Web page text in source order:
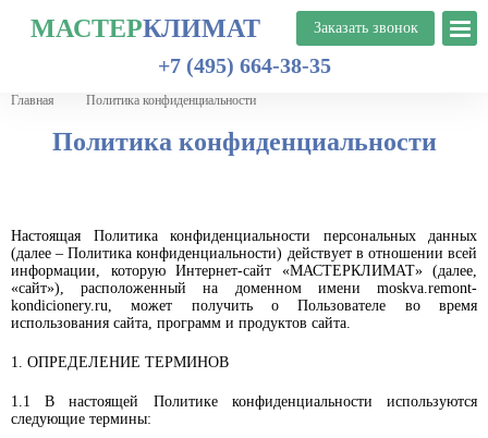
МАСТЕРКЛИМАТ
+7 (495) 664-38-35
Главная Политика конфиденциальности
Политика конфиденциальности
Настоящая Политика конфиденциальности персональных данных
(далее – Политика конфиденциальности) действует в отношении всей
информации, которую Интернет-сайт «МАСТЕРКЛИМАТ» (далее,
«cайт»), расположенный на доменном имени moskva.remont-
kondicionery.ru, может получить о Пользователе во время
использования сайта, программ и продуктов сайта.
1. ОПРЕДЕЛЕНИЕ ТЕРМИНОВ
1.1 В настоящей Политике конфиденциальности используются
следующие термины: